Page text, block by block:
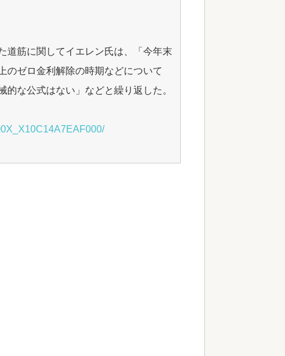
道筋に関してイエレン氏は、「今年末
のゼロ金利解除の時期などについて
な公式はない」などと繰り返した。